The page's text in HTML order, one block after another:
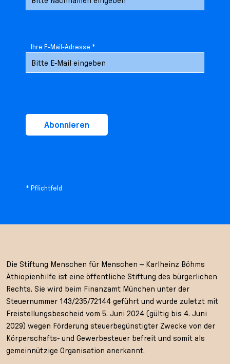
Ihre E-Mail-Adresse *
Abonnieren
* Pflichtfeld
Die Stiftung Menschen für Menschen – Karlheinz Böhms
Äthiopienhilfe ist eine öffentliche Stiftung des bürgerlichen
Rechts. Sie wird beim Finanzamt München unter der
Steuernummer 143/235/72144 geführt und wurde zuletzt mit
Freistellungsbescheid vom 5. Juni 2024 (gültig bis 4. Juni
2029) wegen Förderung steuerbegünstigter Zwecke von der
Körperschafts- und Gewerbesteuer befreit und somit als
gemeinnützige Organisation anerkannt.